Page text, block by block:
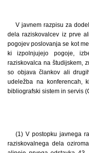
V javnem razpisu za
dela raziskovalcev iz prve
pogojev poslovanja se kot
ki izpolnjujejo pogoje,
raziskovalca na študijskem,
so objava člankov ali
udeležba na konferencah,
bibliografski sistem in servis
(1) V postopku javnega
raziskovalnega dela